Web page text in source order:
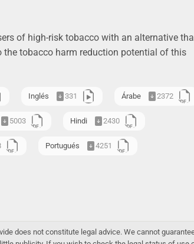
of high-risk tobacco with an alternative
the tobacco harm reduction potential of this
Inglés 331 Árabe 2372
5003 Hindi 2430
Portugués 4251
does not constitute legal advice. We cannot